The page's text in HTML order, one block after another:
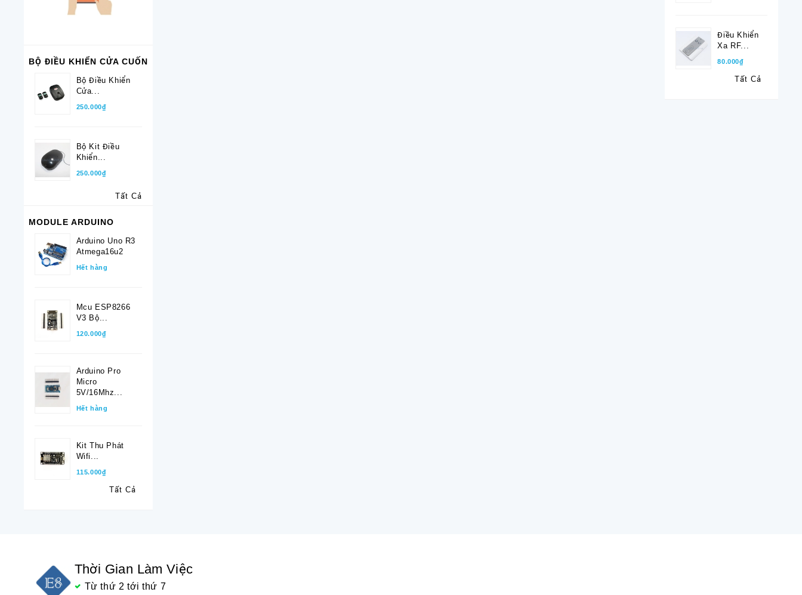
BỘ ĐIỀU KHIỂN CỬA CUỐN
Bộ Điều Khiển
Cửa...
250.000₫
Bộ Kit Điều
Khiển...
250.000₫
Tất Cả
MODULE ARDUINO
Arduino Uno R3
Atmega16u2
Hết hàng
Mcu ESP8266
V3 Bộ...
120.000₫
Arduino Pro
Micro
5V/16Mhz...
Hết hàng
Kit Thu Phát
Wifi...
115.000₫
Tất Cả
Điều Khiển
Xa RF...
80.000₫
Tất Cả
Thời Gian Làm Việc
Từ thứ 2 tới thứ 7